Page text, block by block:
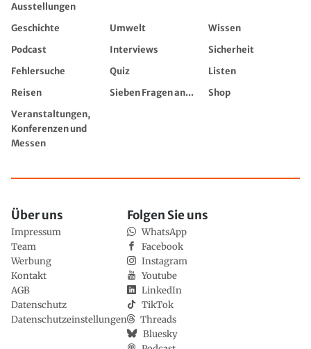
Ausstellungen
Geschichte Umwelt
Wissen
Podcast
Interviews
Sicherheit
Fehlersuche
Quiz
Listen
Reisen
Sieben Fragen an...
Shop
Veranstaltungen,
Konferenzen und
Messen
Über uns
Impressum
Team
Werbung
Kontakt
AGB
Datenschutz
Datenschutzeinstellungen
Folgen Sie uns
WhatsApp
Facebook
Instagram
Youtube
LinkedIn
TikTok
Threads
Bluesky